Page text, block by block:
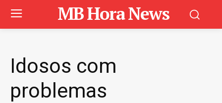
MB Hora News
Idosos com
problemas